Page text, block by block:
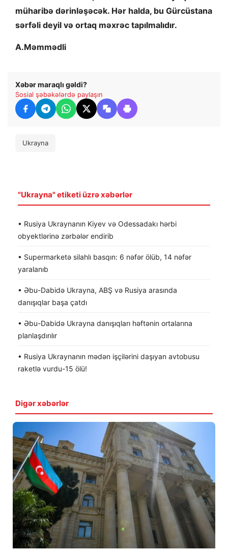
müharibə dərinləşəcək. Hər halda, bu Gürcüstana
sərfəli deyil və ortaq məxrəc tapılmalıdır.
A.Məmmədli
Xəbər maraqlı gəldi?
Sosial şəbəkələrdə paylaşın
Ukrayna
"Ukrayna" etiketi üzrə xəbərlər
• Rusiya Ukraynanın Kiyev və Odessadakı hərbi
obyektlərinə zərbələr endirib
• Supermarketə silahlı basqın: 6 nəfər ölüb, 14 nəfər
yaralanıb
• Əbu-Dabidə Ukrayna, ABŞ və Rusiya arasında
danışıqlar başa çatdı
• Əbu-Dabidə Ukrayna danışıqları həftənin ortalarına
planlaşdırılır
• Rusiya Ukraynanın mədən işçilərini daşıyan avtobusu
raketlə vurdu-15 ölü!
Digər xəbərlər